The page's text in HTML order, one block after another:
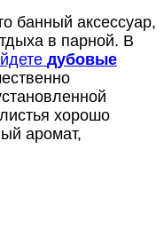
банный аксессуар,
в парной. В
дубовые
хорошо
аромат,